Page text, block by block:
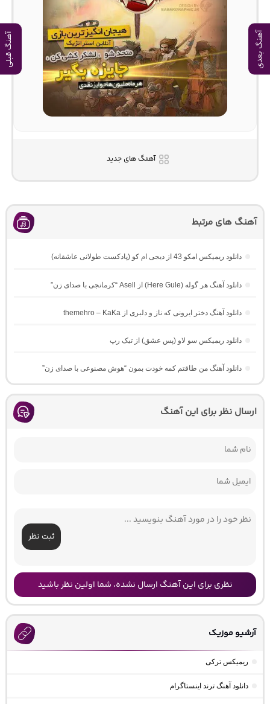
آهنگ بعدی آهنگ قبلی
آهنگ های جدید
آهنگ های مرتبط
دانلود ریمیکس امکو 43 از دیجی ام کو (پادکست طولانی عاشقانه)
دانلود آهنگ هر گوله (Here Gule) از Asell “کرمانجی با صدای زن”
دانلود آهنگ دختر ایرونی که ناز و دلبری از themehro – KaKa
دانلود ریمیکس سو لاو (پس عشق) از تیک رپ
دانلود آهنگ من طاقتم کمه خودت بمون “هوش مصنوعی با صدای زن”
ارسال نظر برای این آهنگ
ثبت نظر
نظری برای این آهنگ ارسال نشده، شما اولین نظر باشید
آرشیو موزیک
ریمیکس ترکی
دانلود آهنگ ترند اینستاگرام